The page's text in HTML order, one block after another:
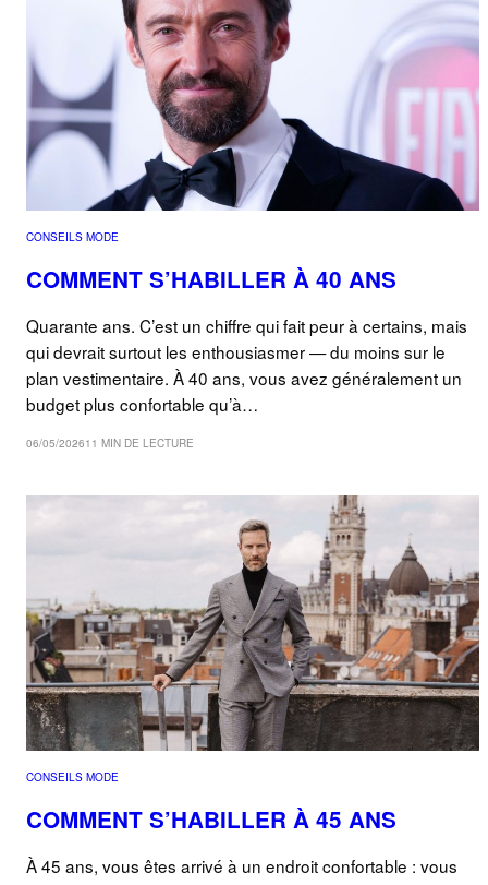
CONSEILS MODE
COMMENT S’HABILLER À 40 ANS
Quarante ans. C’est un chiffre qui fait peur à certains, mais
qui devrait surtout les enthousiasmer — du moins sur le
plan vestimentaire. À 40 ans, vous avez généralement un
budget plus confortable qu’à…
06/05/202611 MIN DE LECTURE
CONSEILS MODE
COMMENT S’HABILLER À 45 ANS
À 45 ans, vous êtes arrivé à un endroit confortable : vous